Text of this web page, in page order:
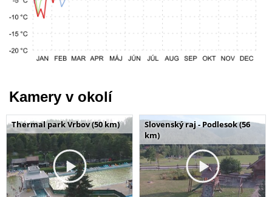
Kamery v okolí
Thermal park Vrbov (50 km)
Slovenský raj - Podlesok (56
km)